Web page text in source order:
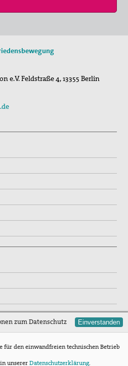
– erinnert in Ze…
…
e.V.Feldstraße 4,13355 Berlin
zum Datenschutz Einverstanden
für den einwandfreien technischen Betrieb
unsererDatenschutzerklärung.